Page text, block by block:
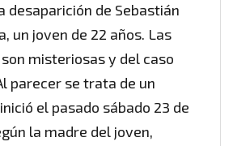
desaparición de Sebastián
un joven de 22 años. Las
misteriosas y del caso
parecer se trata de un
el pasado sábado 23 de
la madre del joven,